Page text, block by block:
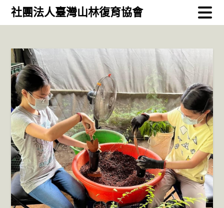
Skip社團法人臺灣山林復育協會